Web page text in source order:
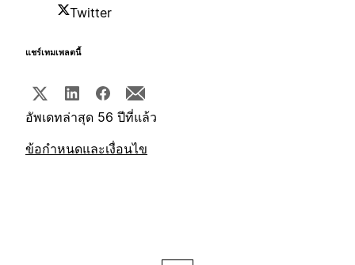
Twitter
แชร์เทมเพลตนี้
อัพเดทล่าสุด 56 ปีที่แล้ว
ข้อกำหนดและเงื่อนไข